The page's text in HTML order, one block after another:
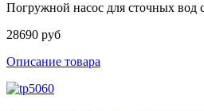
Погружной насос для сточных вод
28690 руб
Описание товара